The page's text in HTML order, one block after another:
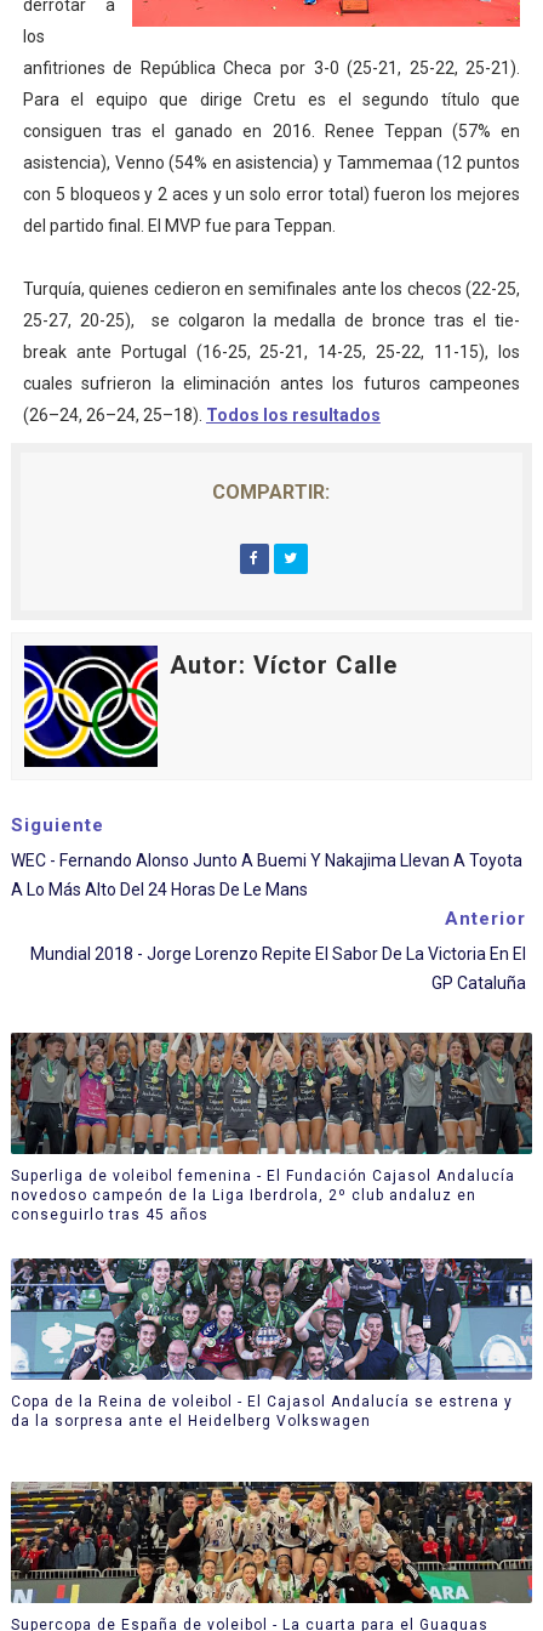
Mundial de piragüismo slalom 2026 (Oklahoma City,
Tour de Francia masculino 2026 - Tadej Pogacar
Mundial de Fórmula 1 2026 - Lando Norris consigue
Copa del Mundo femenina 2026 - Estados Unidos
derrotar a
los
anfitriones de República Checa por 3-0 (25-21, 25-22, 25-21).
Para el equipo que dirige Cretu es el segundo título que
consiguen tras el ganado en 2016. Renee Teppan (57% en
asistencia), Venno (54% en asistencia) y Tammemaa (12 puntos
con 5 bloqueos y 2 aces y un solo error total) fueron los mejores
del partido final. El MVP fue para Teppan.
Turquía, quienes cedieron en semifinales ante los checos (22-25,
25-27, 20-25), se colgaron la medalla de bronce tras el tie-
break ante Portugal (16-25, 25-21, 14-25, 25-22, 11-15), los
cuales sufrieron la eliminación antes los futuros campeones
(26–24, 26–24, 25–18). Todos los resultados
COMPARTIR:
Autor: Víctor Calle
Siguiente
WEC - Fernando Alonso Junto A Buemi Y Nakajima Llevan A Toyota
A Lo Más Alto Del 24 Horas De Le Mans
Anterior
Mundial 2018 - Jorge Lorenzo Repite El Sabor De La Victoria En El
GP Cataluña
Superliga de voleibol femenina - El Fundación Cajasol Andalucía
novedoso campeón de la Liga Iberdrola, 2º club andaluz en
conseguirlo tras 45 años
Copa de la Reina de voleibol - El Cajasol Andalucía se estrena y
da la sorpresa ante el Heidelberg Volkswagen
Supercopa de España de voleibol - La cuarta para el Guaguas